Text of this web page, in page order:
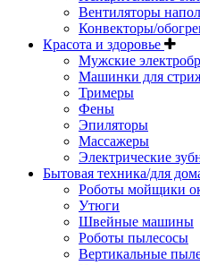
Вентиляторы
Конвекторы/
Красота и здоровье
Мужские
Машинки для
Тримеры
Фены
Эпиляторы
Массажеры
Электрические
Бытовая техника/для
Роботы мойщики
Утюги
Швейные машины
Роботы пылесосы
Вертикальные